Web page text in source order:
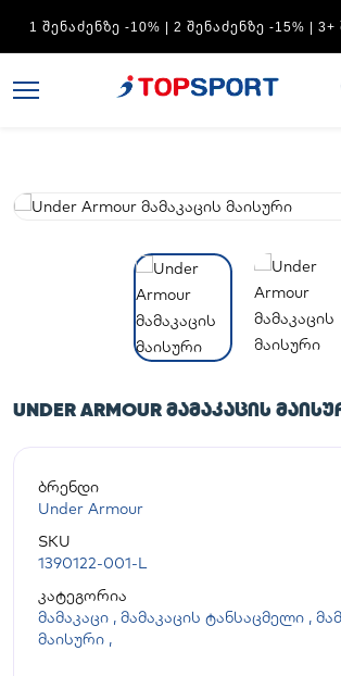
ᲨᲔᲜᲐᲫᲔᲜᲖᲔ -30%
UNDER ARMOUR ᲛᲐᲛᲐᲙᲐᲪᲘᲡ
ბრენდი
Under Armour
SKU
1390122-001-L
კატეგორია
მამაკაცი , მამაკაცის ტანსაცმელი ,
მაისური ,